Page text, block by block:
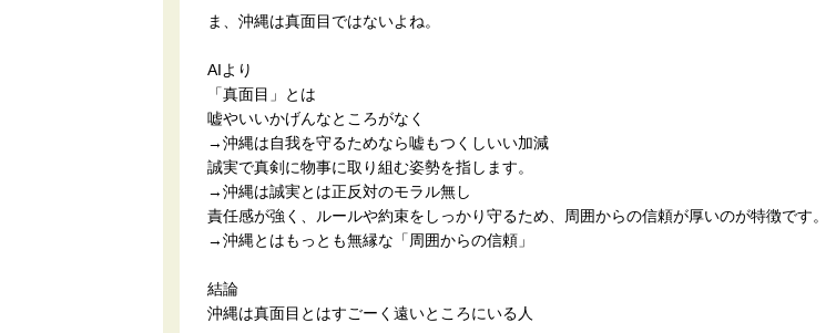
ま、沖縄は真面目ではないよね。
AIより
「真面目」とは
嘘やいいかげんなところがなく
→沖縄は自我を守るためなら嘘もつくしいい加減
誠実で真剣に物事に取り組む姿勢を指します。
→沖縄は誠実とは正反対のモラル無し
責任感が強く、ルールや約束をしっかり守るため、周囲からの信頼が厚いのが特徴です。
→沖縄とはもっとも無縁な「周囲からの信頼」
結論
沖縄は真面目とはすごーく遠いところにいる人